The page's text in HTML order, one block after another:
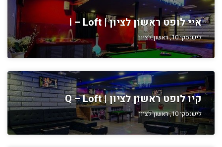
איי לופט ראשון לציון | i – Loft
לישנסקי 10, ראשון לציון
קיו לופט ראשון לציון | Q – Loft
לישנסקי 10, ראשון לציון